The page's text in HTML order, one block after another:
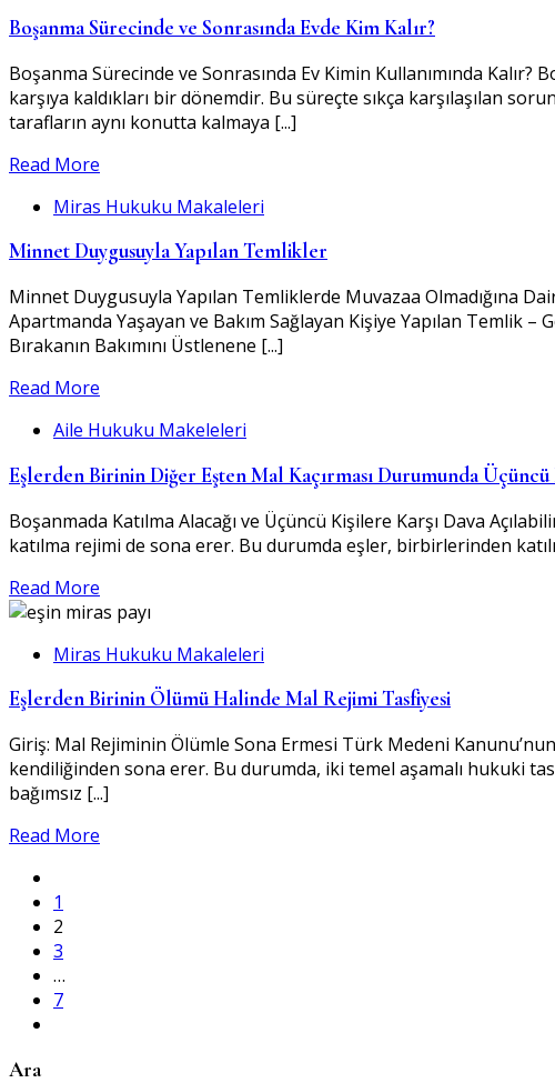
Boşanma Sürecinde ve Sonrasında Evde Kim Kalır?
Boşanma Sürecinde ve Sonrasında Ev Kimin Kullanımında
karşıya kaldıkları bir dönemdir. Bu süreçte sıkça karşılaşılan
tarafların aynı konutta kalmaya [...]
Read More
Miras Hukuku Makaleleri
Minnet Duygusuyla Yapılan Temlikler
Minnet Duygusuyla Yapılan Temliklerde Muvazaa Olmadığına
Apartmanda Yaşayan ve Bakım Sağlayan Kişiye Yapılan Temlik –
Bırakanın Bakımını Üstlenene [...]
Read More
Aile Hukuku Makeleleri
Eşlerden Birinin Diğer Eşten Mal Kaçırması Durumunda
Boşanmada Katılma Alacağı ve Üçüncü Kişilere Karşı Dava
katılma rejimi de sona erer. Bu durumda eşler, birbirlerinden
Read More
Miras Hukuku Makaleleri
Eşlerden Birinin Ölümü Halinde Mal Rejimi Tasfiyesi
Giriş: Mal Rejiminin Ölümle Sona Ermesi Türk Medeni
kendiliğinden sona erer. Bu durumda, iki temel aşamalı hukuki
bağımsız [...]
Read More
1
2
3
…
7
Ara